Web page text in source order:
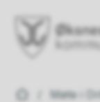
Du er her:
Møte i